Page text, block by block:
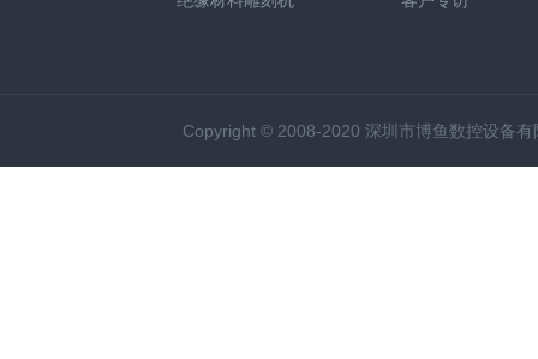
Copyright © 2008-2020 深圳市博鱼数控设备有